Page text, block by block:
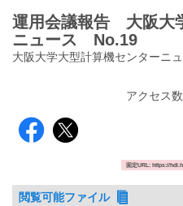
運用会議報告 大阪大
ニュース No.19
大阪大学大型計算機センターニ
アクセス
固定URL: https://
閲覧可能ファイル